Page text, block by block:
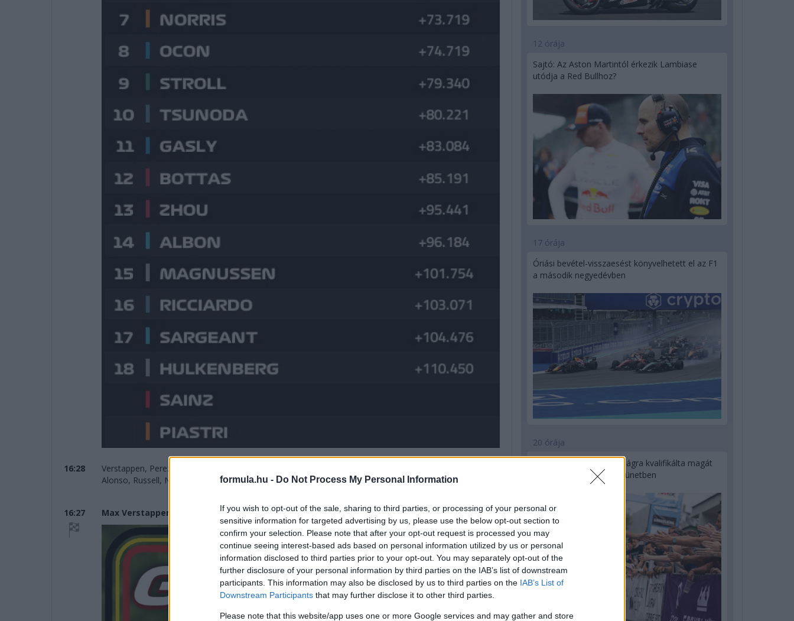
formula.hu - Do Not Process My Personal Information
If you wish to opt-out of the sale, sharing to third parties, or processing of your personal or
sensitive information for targeted advertising by us, please use the below opt-out section to
confirm your selection. Please note that after your opt-out request is processed you may
continue seeing interest-based ads based on personal information utilized by us or personal
information disclosed to third parties prior to your opt-out. You may separately opt-out of the
further disclosure of your personal information by third parties on the IAB’s list of downstream
participants. This information may also be disclosed by us to third parties on the IAB’s List of
Downstream Participants that may further disclose it to other third parties.
Please note that this website/app uses one or more Google services and may gather and store
16:28
Verstappen, Perez és Leclerc a dobogón, mögöttük a leggyorsabb kört megszerző Hamilton, majd
Alonso, Russell, Norris, Ocon, Stroll és Tsunoda a pontzónában.
16:27 Max Verstappen győzött Belgiumban!
12 órája
Sajtó: Az Aston Martintól érkezik Lambiase
utódja a Red Bullhoz?
17 órája
Óriási bevétel-visszaesést könyvelhetett el az F1
a második negyedévben
20 órája
Kerékpáros világbajnokságra kvalifikálta magát
Bottas az F1-es nyári szünetben